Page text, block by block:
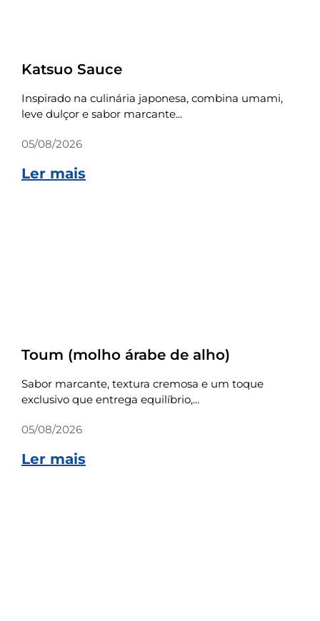
Katsuo Sauce
Inspirado na culinária japonesa, combina umami,
leve dulçor e sabor marcante...
05/08/2026
Ler mais
Toum (molho árabe de alho)
Sabor marcante, textura cremosa e um toque
exclusivo que entrega equilíbrio,...
05/08/2026
Ler mais